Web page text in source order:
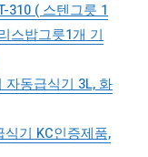
310 ( 스텐그릇 1
스밥그릇1개 기
동급식기 3L, 화
기 KC인증제품,